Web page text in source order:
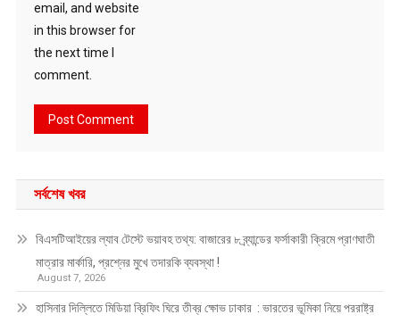
email, and website
in this browser for
the next time I
comment.
সর্বশেষ খবর
বিএসটিআইয়ের ল্যাব টেস্টে ভয়াবহ তথ্য: বাজারের ৮ ব্র্যান্ডের ফর্সাকারী ক্রিমে প্রাণঘাতী
মাত্রার মার্কারি, প্রশ্নের মুখে তদারকি ব্যবস্থা !
August 7, 2026
হাসিনার দিল্লিতে মিডিয়া ব্রিফিং ঘিরে তীব্র ক্ষোভ ঢাকার : ভারতের ভূমিকা নিয়ে পররাষ্ট্র